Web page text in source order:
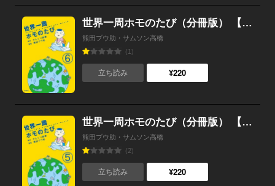
世界一周ホモのたび（分冊版） 【第6話】
熊田プウ助・サムソン高橋
(1)
立ち読み ¥220
世界一周ホモのたび（分冊版） 【第5話】
熊田プウ助・サムソン高橋
(2)
立ち読み ¥220